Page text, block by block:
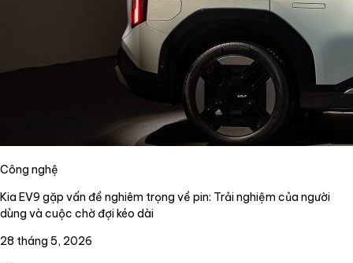
Công nghệ
Kia EV9 gặp vấn đề nghiêm trọng về pin: Trải nghiệm của người
dùng và cuộc chờ đợi kéo dài
28 tháng 5, 2026